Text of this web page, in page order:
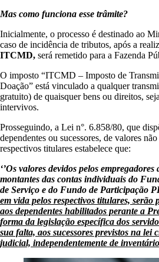
Mas como funciona esse trâmite?
Inicialmente, o processo é destinado ao
caso de incidência de tributos, após a
ITCMD, será remetido para a Fazenda
O imposto “ITCMD – Imposto de
Doação” está vinculado a qualquer
gratuito) de quaisquer bens ou direitos,
intervivos.
Prosseguindo, a Lei n°. 6.858/80, que
dependentes ou sucessores, de valores
respectivos titulares estabelece que:
‘’Os valores devidos pelos empregadores
montantes das contas individuais do
de Serviço e do Fundo de Participação
em vida pelos respectivos titulares, serão
aos dependentes habilitados perante a
forma da legislação específica dos
sua falta, aos sucessores previstos na lei
judicial, independentemente de